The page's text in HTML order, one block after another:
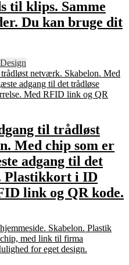
til klips. Samme
Du kan bruge dit
Den
Design
til trådløst
Med chip som er
adgang til det
Plastikkort i ID
link og QR kode.